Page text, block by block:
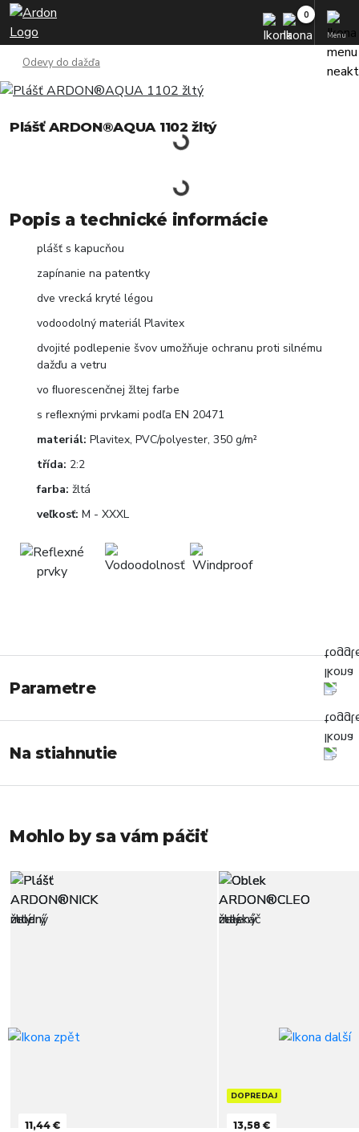
Menu
Odevy do dažďa
Plášť ARDON®AQUA 1102 žltý
Popis a technické informácie
plášť s kapucňou
zapínanie na patentky
dve vrecká kryté légou
vodoodolný materiál Plavitex
dvojité podlepenie švov umožňuje ochranu proti silnému
dažďu a vetru
vo ﬂuorescenčnej žltej farbe
s reﬂexnými prvkami podľa EN 20471
materiál: Plavitex, PVC/polyester, 350 g/m²
třída: 2:2
farba: žltá
veľkosť: M - XXXL
Parametre
Na stiahnutie
Mohlo by sa vám páčiť
11,44 €
DOPREDAJ
13,58 €